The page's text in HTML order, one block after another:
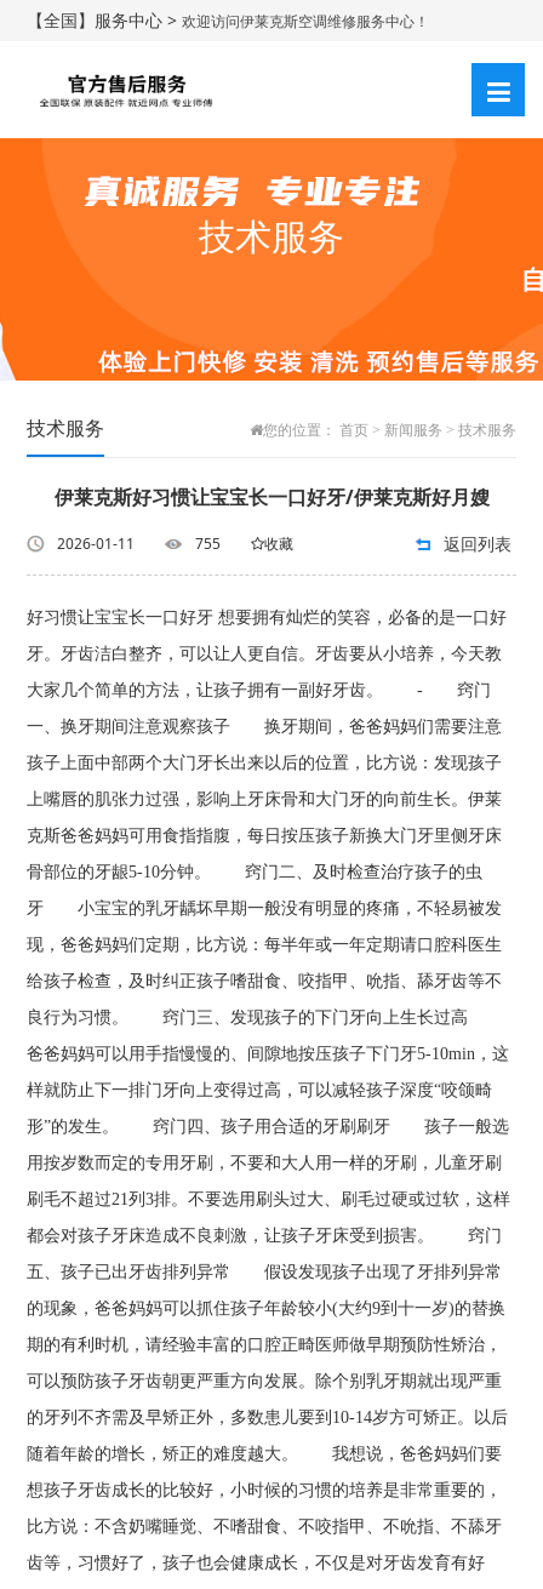
【全国】服务中心 >欢迎访问伊莱克斯空调维修服务中心！
技术服务
技术服务 您的位置： 首页> 新闻服务 > 技术服务
伊莱克斯好习惯让宝宝长一口好牙/伊莱克斯好月嫂
2026-01-11 755 收藏 返回列表
好习惯让宝宝长一口好牙 想要拥有灿烂的笑容，必备的是一口好
牙。牙齿洁白整齐，可以让人更自信。牙齿要从小培养，今天教
大家几个简单的方法，让孩子拥有一副好牙齿。 - 窍门
一、换牙期间注意观察孩子 换牙期间，爸爸妈妈们需要注意
孩子上面中部两个大门牙长出来以后的位置，比方说：发现孩子
上嘴唇的肌张力过强，影响上牙床骨和大门牙的向前生长。伊莱
克斯爸爸妈妈可用食指指腹，每日按压孩子新换大门牙里侧牙床
骨部位的牙龈5-10分钟。 窍门二、及时检查治疗孩子的虫
牙 小宝宝的乳牙龋坏早期一般没有明显的疼痛，不轻易被发
现，爸爸妈妈们定期，比方说：每半年或一年定期请口腔科医生
给孩子检查，及时纠正孩子嗜甜食、咬指甲、吮指、舔牙齿等不
良行为习惯。 窍门三、发现孩子的下门牙向上生长过高
爸爸妈妈可以用手指慢慢的、间隙地按压孩子下门牙5-10min，这
样就防止下一排门牙向上变得过高，可以减轻孩子深度“咬颌畸
形”的发生。 窍门四、孩子用合适的牙刷刷牙 孩子一般选
用按岁数而定的专用牙刷，不要和大人用一样的牙刷，儿童牙刷
刷毛不超过21列3排。不要选用刷头过大、刷毛过硬或过软，这样
都会对孩子牙床造成不良刺激，让孩子牙床受到损害。 窍门
五、孩子已出牙齿排列异常 假设发现孩子出现了牙排列异常
的现象，爸爸妈妈可以抓住孩子年龄较小(大约9到十一岁)的替换
期的有利时机，请经验丰富的口腔正畸医师做早期预防性矫治，
可以预防孩子牙齿朝更严重方向发展。除个别乳牙期就出现严重
的牙列不齐需及早矫正外，多数患儿要到10-14岁方可矫正。以后
随着年龄的增长，矫正的难度越大。 我想说，爸爸妈妈们要
想孩子牙齿成长的比较好，小时候的习惯的培养是非常重要的，
比方说：不含奶嘴睡觉、不嗜甜食、不咬指甲、不吮指、不舔牙
齿等，习惯好了，孩子也会健康成长，不仅是对牙齿发育有好